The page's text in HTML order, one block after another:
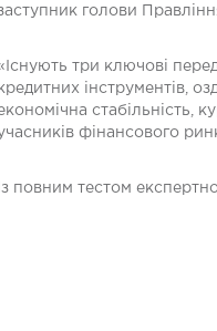
голови
три ключові
інструментів,
стабільність,
фінансового
Із повним тестом